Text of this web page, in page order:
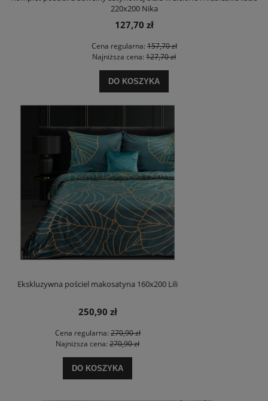
220x200 Nika
127,70 zł
Cena regularna:157,70 zł
Najniższa cena: 127,70 zł
DO KOSZYKA
Ekskluzywna pościel makosatyna 160x200 Lili
250,90 zł
Cena regularna:270,90 zł
Najniższa cena: 270,90 zł
DO KOSZYKA